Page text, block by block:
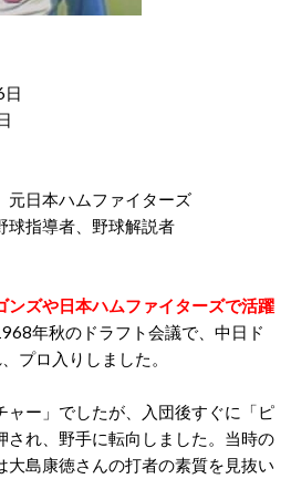
元日本ハムファイターズ
球指導者、野球解説者
ンズや日本ハムファイターズで活躍
年秋のドラフト会議で、中日ド
プロ入りしました。
ャー」でしたが、入団後すぐに「ピ
され、野手に転向しました。当時の
大島康徳さんの打者の素質を見抜い